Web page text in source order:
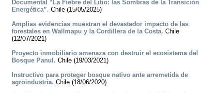
Documental “La Fiebre del Litio: las Sombras de la Transición
Energética”. Chile (15/05/2025)
Amplias evidencias muestran el devastador impacto de las
forestales en Wallmapu y la Cordillera de la Costa. Chile
(12/07/2021)
Proyecto inmobiliario amenaza con destruir el ecosistema del
Bosque Panul. Chile (19/03/2021)
Instructivo para proteger bosque nativo ante arremetida de
agroindustria. Chile (18/06/2020)